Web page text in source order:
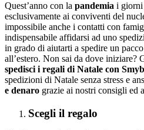
Quest’anno con la pandemia i giorni
esclusivamente ai conviventi del
impossibile anche i contatti con
indispensabile affidarsi ad uno
in grado di aiutarti a spedire un
all’estero. Non sai da dove iniziare?
spedisci i regali di Natale con Smyb
spedizioni di Natale senza stress e
e denaro grazie ai nostri consigli ed
Scegli il regalo